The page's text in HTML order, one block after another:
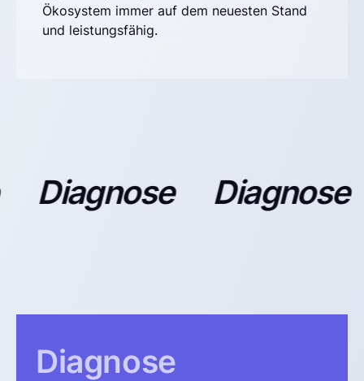
Ökosystem immer auf dem neuesten Stand
und leistungsfähig.
Diagnose Diagnose
Diagnose